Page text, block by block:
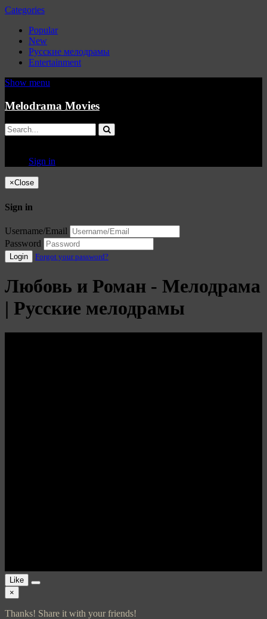
Categories
Popular
New
Русские мелодрамы
Entertainment
Show menu
Melodrama Movies
Sign in
×Close
Sign in
Username/Email
Password
Login Forgot your password?
Любовь и Роман - Мелодрама
| Русские мелодрамы
Like
×
Thanks! Share it with your friends!